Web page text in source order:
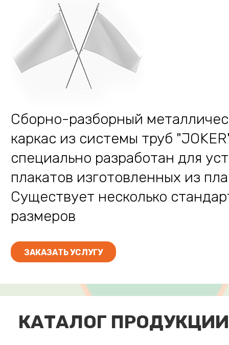
Сборно-разборный
каркас из системы труб
специально разработан для
плакатов изготовленных из
Существует несколько
размеров
ЗАКАЗАТЬ УСЛУГУ
КАТАЛОГ ПРОДУКЦИИ